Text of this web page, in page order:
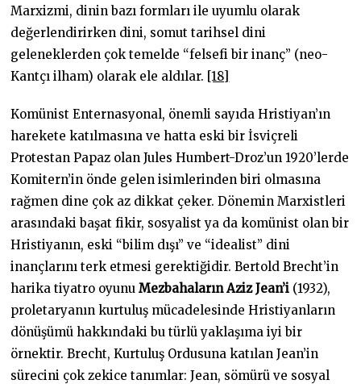
Marxizmi, dinin bazı formları ile uyumlu olarak
değerlendirirken dini, somut tarihsel dini
geleneklerden çok temelde “felsefi bir inanç” (neo-
Kantçı ilham) olarak ele aldılar. [18]
Komünist Enternasyonal, önemli sayıda Hristiyan’ın
harekete katılmasına ve hatta eski bir İsviçreli
Protestan Papaz olan Jules Humbert-Droz’un 1920’lerde
Komitern’in önde gelen isimlerinden biri olmasına
rağmen dine çok az dikkat çeker. Dönemin Marxistleri
arasındaki başat fikir, sosyalist ya da komünist olan bir
Hristiyanın, eski “bilim dışı” ve “idealist” dini
inançlarını terk etmesi gerektiğidir. Bertold Brecht’in
harika tiyatro oyunu Mezbahaların Aziz Jean’i (1932),
proletaryanın kurtuluş mücadelesinde Hristiyanların
dönüşümü hakkındaki bu türlü yaklaşıma iyi bir
örnektir. Brecht, Kurtuluş Ordusuna katılan Jean’in
sürecini çok zekice tanımlar: Jean, sömürü ve sosyal